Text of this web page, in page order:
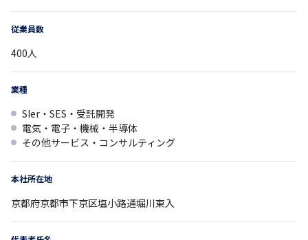
従業員数
400人
業種
SIer・SES・受託開発
電気・電子・機械・半導体
その他サービス・コンサルティング
本社所在地
京都府京都市下京区塩小路通堀川東入